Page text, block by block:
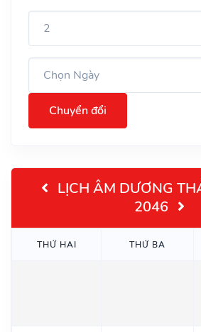
Chuyển đổi
LỊCH ÂM DƯƠNG
2046
THỨ HAI THỨ BA